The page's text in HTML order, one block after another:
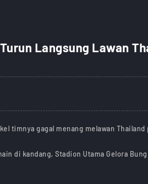
Langsung Lawan
timnya gagal menang melawan Thailand
di kandang, Stadion Utama Gelora